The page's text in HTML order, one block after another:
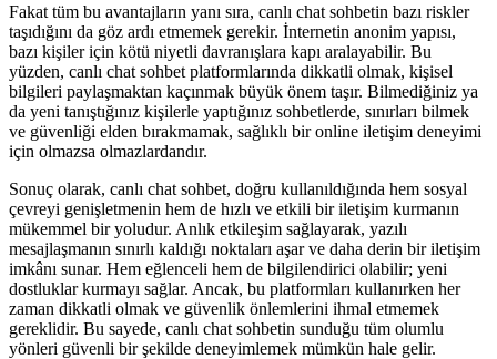
Fakat tüm bu avantajların yanı sıra, canlı chat sohbetin bazı riskler
taşıdığını da göz ardı etmemek gerekir. İnternetin anonim yapısı,
bazı kişiler için kötü niyetli davranışlara kapı aralayabilir. Bu
yüzden, canlı chat sohbet platformlarında dikkatli olmak, kişisel
bilgileri paylaşmaktan kaçınmak büyük önem taşır. Bilmediğiniz ya
da yeni tanıştığınız kişilerle yaptığınız sohbetlerde, sınırları bilmek
ve güvenliği elden bırakmamak, sağlıklı bir online iletişim deneyimi
için olmazsa olmazlardandır.
Sonuç olarak, canlı chat sohbet, doğru kullanıldığında hem sosyal
çevreyi genişletmenin hem de hızlı ve etkili bir iletişim kurmanın
mükemmel bir yoludur. Anlık etkileşim sağlayarak, yazılı
mesajlaşmanın sınırlı kaldığı noktaları aşar ve daha derin bir iletişim
imkânı sunar. Hem eğlenceli hem de bilgilendirici olabilir; yeni
dostluklar kurmayı sağlar. Ancak, bu platformları kullanırken her
zaman dikkatli olmak ve güvenlik önlemlerini ihmal etmemek
gereklidir. Bu sayede, canlı chat sohbetin sunduğu tüm olumlu
yönleri güvenli bir şekilde deneyimlemek mümkün hale gelir.